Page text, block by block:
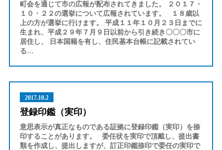
町会を通じて市の広報が配布されてきました。 ２０１７・
１０・２２の選挙について広報されています。 １８歳以
上の方が選挙に行けます。 平成１１年１０月２３日までに
生まれ、平成２９年７月９日以前から引き続き〇〇〇市に
居住し、 日本国籍を有し、住民基本台帳に記載されてい
る…
2017.10.2
登録印鑑（実印）
意思表示が真正なものである証拠に登録印鑑（実印）を捺
印することがあります。 委任状を実印で頂戴し、提出書
類を作成し、提出しますが、訂正印鑑捺印で委任の実印で